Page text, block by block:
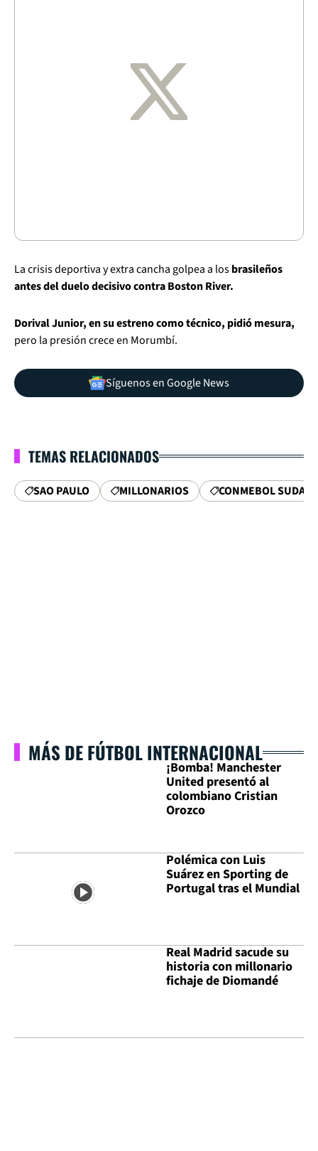
La crisis deportiva y extra cancha golpea a losbrasileños
antes del duelo decisivo contra Boston River.
Dorival Junior, en su estreno como técnico, pidió mesura,
pero la presión crece en Morumbí.
Síguenos en Google News
TEMAS RELACIONADOS
SAO PAULO MILLONARIOS CONMEBOL
MÁS DE FÚTBOL INTERNACIONAL
¡Bomba! Manchester
United presentó al
colombiano Cristian
Orozco
Polémica con Luis
Suárez en Sporting de
Portugal tras el Mundial
Real Madrid sacude su
historia con millonario
fichaje de Diomandé